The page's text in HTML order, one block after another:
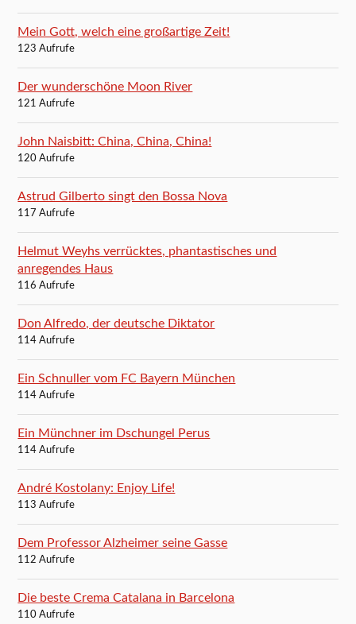
Mein Gott, welch eine großartige Zeit!
123 Aufrufe
Der wunderschöne Moon River
121 Aufrufe
John Naisbitt: China, China, China!
120 Aufrufe
Astrud Gilberto singt den Bossa Nova
117 Aufrufe
Helmut Weyhs verrücktes, phantastisches und
anregendes Haus
116 Aufrufe
Don Alfredo, der deutsche Diktator
114 Aufrufe
Ein Schnuller vom FC Bayern München
114 Aufrufe
Ein Münchner im Dschungel Perus
114 Aufrufe
André Kostolany: Enjoy Life!
113 Aufrufe
Dem Professor Alzheimer seine Gasse
112 Aufrufe
Die beste Crema Catalana in Barcelona
110 Aufrufe